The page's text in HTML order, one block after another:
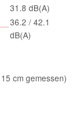
31.8 dB(A)
36.2 / 42.1
dB(A)
cm gemessen)